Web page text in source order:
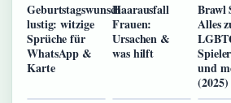
Geburtstagswunsch
lustig: witzige
Sprüche für
WhatsApp &
Karte
Haarausfall
Frauen:
Ursachen &
was hilft
Brawl
Alles
und
(2025)